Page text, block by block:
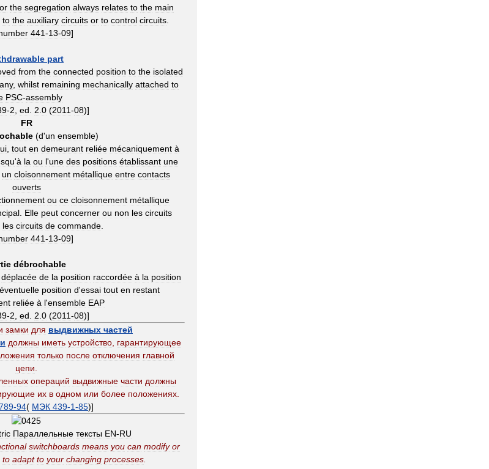
or the segregation always relates to the main
to the auxiliary circuits or to control circuits
441-13-09]
part
from the connected position to the isolated
any, whilst remaining mechanically attached to
PSC-assembly
-2 ed 2 0 (2011-08)]
FR
(d'un ensemble)
, tout en demeurant reliée mécaniquement à
'à la ou l'une des positions établissant une
un cloisonnement métallique entre contacts
ouverts
ou ce cloisonnement métallique
Elle peut concerner ou non les circuits
les circuits de commande
441-13-09]
débrochable
déplacée de la position raccordée à la position
éventuelle position d'essai tout en restant
reliée à l'ensemble EAP
-2 ed 2 0 (2011-08)]
замки для выдвижных частей
должны иметь устройство гарантирующее
только после отключения главной
цепи
операций выдвижные части должны
их в одном или более положениях
-94( МЭК 439-1-85)]
Параллельные тексты EN-RU
switchboards means you can modify or
to adapt to your changing processes